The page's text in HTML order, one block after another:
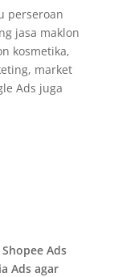
perseroan
jasa maklon
kosmetika,
market
Ads juga
Ads
Ads agar